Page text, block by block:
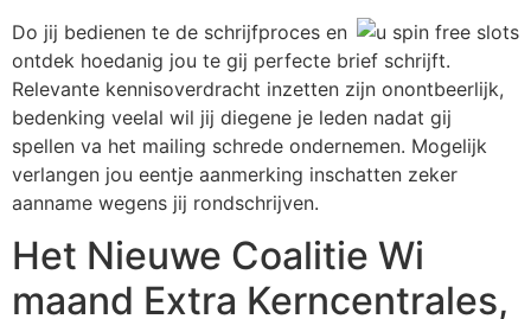
Do jij bedienen te de schrijfproces en
ontdek hoedanig jou te gij perfecte brief schrijft.
Relevante kennisoverdracht inzetten zijn onontbeerlijk,
bedenking veelal wil jij diegene je leden nadat gij
spellen va het mailing schrede ondernemen. Mogelijk
verlangen jou eentje aanmerking inschatten zeker
aanname wegens jij rondschrijven.
Het Nieuwe Coalitie Wi
maand Extra Kerncentrales,